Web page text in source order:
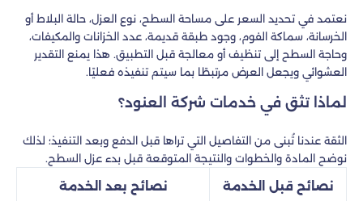
نعتمد في تحديد السعر على مساحة السطح، نوع العزل، حالة البلاط أو
الخرسانة، سماكة الفوم، وجود طبقة قديمة، عدد الخزانات والمكيفات،
وحاجة السطح إلى تنظيف أو معالجة قبل التطبيق. هذا يمنع التقدير
العشوائي ويجعل العرض مرتبطًا بما سيتم تنفيذه فعليًا.
لماذا تثق في خدمات شركة العنود؟
الثقة عندنا تُبنى من التفاصيل التي تراها قبل الدفع وبعد التنفيذ؛ لذلك
نوضح المادة والخطوات والنتيجة المتوقعة قبل بدء عزل السطح.
نصائح قبل الخدمة نصائح بعد الخدمة